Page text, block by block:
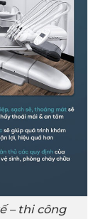
– thi công